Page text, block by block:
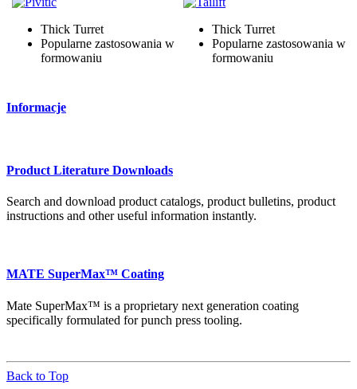
Thick Turret
Popularne zastosowania w
formowaniu
Thick Turret
Popularne zastosowania w
formowaniu
Informacje
Product Literature Downloads
Search and download product catalogs, product bulletins, product
instructions and other useful information instantly.
MATE SuperMax™ Coating
Mate SuperMax™ is a proprietary next generation coating
specifically formulated for punch press tooling.
Back to Top